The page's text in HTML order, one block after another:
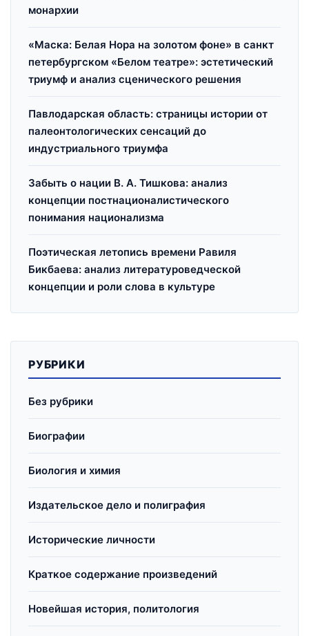
монархии
«Маска: Белая Нора на золотом фоне» в санкт
петербургском «Белом театре»: эстетический
триумф и анализ сценического решения
Павлодарская область: страницы истории от
палеонтологических сенсаций до
индустриального триумфа
Забыть о нации В. А. Тишкова: анализ
концепции постнационалистического
понимания национализма
Поэтическая летопись времени Равиля
Бикбаева: анализ литературоведческой
концепции и роли слова в культуре
РУБРИКИ
Без рубрики
Биографии
Биология и химия
Издательское дело и полиграфия
Исторические личности
Краткое содержание произведений
Новейшая история, политология